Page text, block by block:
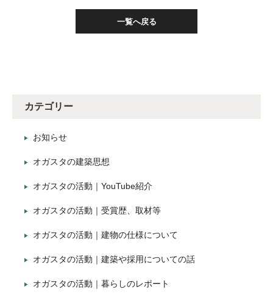
一覧へ戻る
カテゴリー
お知らせ
オガスタの建築思想
オガスタの活動｜YouTube紹介
オガスタの活動｜受賞歴、取材等
オガスタの活動｜建物の仕様について
オガスタの活動｜建築や採用についての話
オガスタの活動｜暮らしのレポート